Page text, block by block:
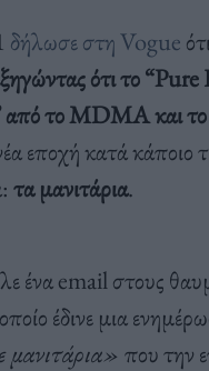
δήλωσε στη Vogue
ότι το
το MDMA και το
νέα εποχή κατά
τα μανιτάρια.
ένα email στους
έδινε μια
μανιτάρια» που την